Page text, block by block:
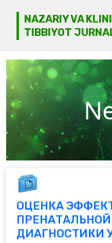
NAZARIY VA
TIBBIYOT
ОЦЕНКА
ДИАГНОСТИКИ